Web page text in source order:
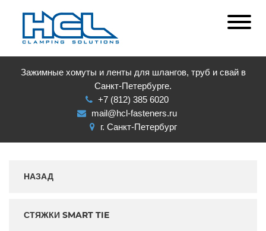
Зажимные хомуты и ленты для шлангов, труб и свай в
Санкт-Петербурге.
+7 (812) 385 6020
mail@hcl-fasteners.ru
г. Санкт-Петербург
НАЗАД
СТЯЖКИ SMART TIE